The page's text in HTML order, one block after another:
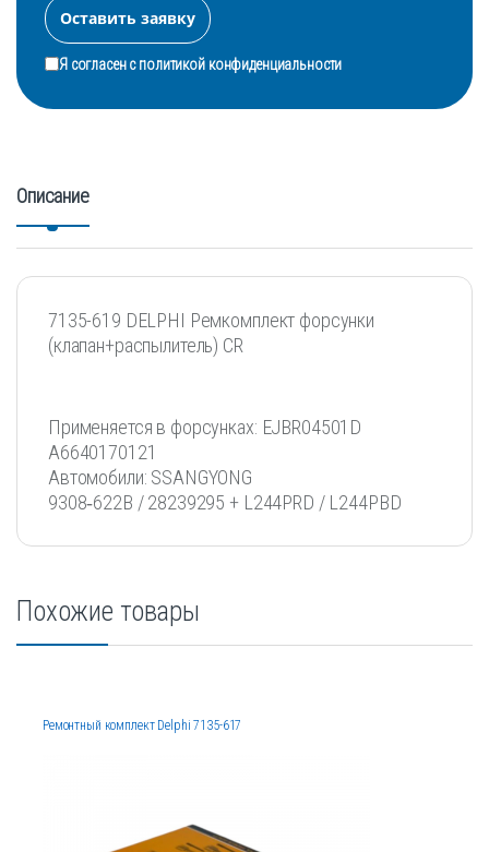
Я согласен сполитикой конфиденциальности
Описание
7135-619 DELPHI Ремкомплект форсунки
(клапан+распылитель) CR
Применяется в форсунках: EJBR04501D
A6640170121
Автомобили: SSANGYONG
9308‐622B / 28239295 + L244PRD / L244PBD
Похожие товары
Ремонтный комплект Delphi 7135-617